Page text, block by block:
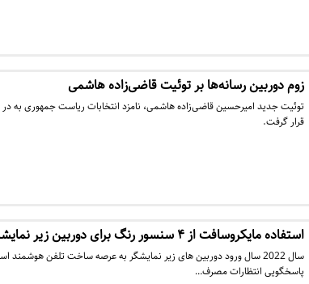
زوم دوربین رسانه‌ها بر توئیت قاضی‌زاده هاشمی
توئیت جدید امیرحسین قاضی‌زاده هاشمی، نامزد انتخابات ریاست جمهوری به
قرار گرفت.
استفاده مایکروسافت از ۴ سنسور رنگ برای دوربین زیر نمایشگر
سال 2022 سال ورود دوربین های زیر نمایشگر به عرصه ساخت تلفن
پاسخگویی انتظارات مصرف…